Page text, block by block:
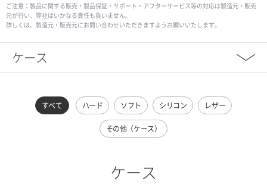
ご注意：製品に関する販売・製品保証・サポート・アフターサービス等の対応は製造元・販売
元が行い、弊社はいかなる責任も負いません。
詳しくは、製造元・販売元にお問い合わせいただきますようお願いいたします。
ケース
すべて ハード ソフト シリコン レザー
その他（ケース）
ケース